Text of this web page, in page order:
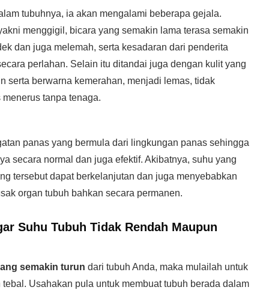
tubuhnya, ia akan mengalami beberapa gejala.
menggigil, bicara yang semakin lama terasa semakin
dan juga melemah, serta kesadaran dari penderita
perlahan. Selain itu ditandai juga dengan kulit yang
serta berwarna kemerahan, menjadi lemas, tidak
tanpa tenaga.
panas yang bermula dari lingkungan panas sehingga
secara normal dan juga efektif. Akibatnya, suhu yang
tersebut dapat berkelanjutan dan juga menyebabkan
organ tubuh bahkan secara permanen.
Suhu Tubuh Tidak Rendah Maupun
semakin turun dari tubuh Anda, maka mulailah untuk
Usahakan pula untuk membuat tubuh berada dalam